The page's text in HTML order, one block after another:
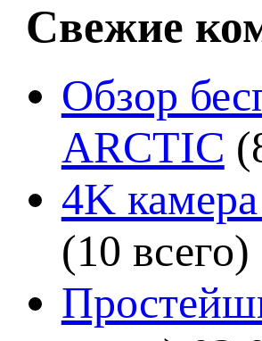
Свежие
Обзор
ARCTIC
4K
(10 всего)